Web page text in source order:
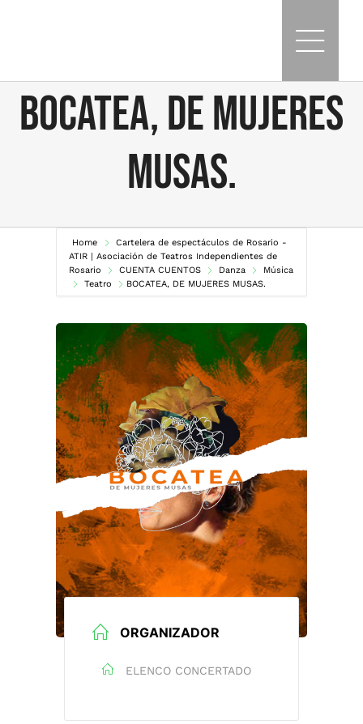
BOCATEA, DE MUJERES
MUSAS.
Home
Cartelera de espectáculos de Rosario -
ATIR | Asociación de Teatros Independientes de
Rosario
CUENTA CUENTOS Danza
Música
Teatro
BOCATEA, DE MUJERES MUSAS.
ORGANIZADOR
ELENCO CONCERTADO